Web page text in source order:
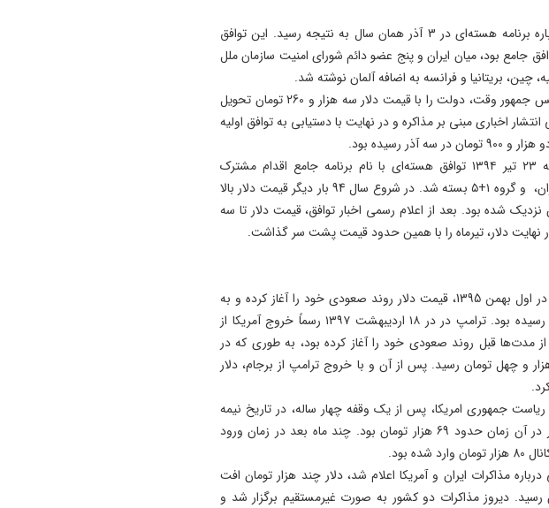
پس از آن توافق موقت ژنو درباره برنامه هسته‌ای در 3 آذر همان سال به نتیجه رسید. این توافق
جامع بود، میان ایران و پنج عضو دائم شورای امنیت سازمان ملل
چین، بریتانیا و فرانسه به اضافه آلمان نوشته شد.
در حالی که حسن روحانی، رییس جمهور وقت، دولت را با قیمت دلار سه هزار و 260 تومان تحویل
اخباری مبنی بر مذاکره و در نهایت با دستیابی به توافق اولیه
رسیده بود.
نزدیک به 20 ماه بعد، سه‌شنبه ۲۳ تیر ۱۳۹۴ توافق هسته‌ای با نام برنامه جامع اقدام مشترک
(برجام) در وین اتریش بین ایران، و گروه ۱+۵ بسته‌ شد. در شروع سال 94 بار دیگر قیمت دلار بالا
سه هزار و 400 تومان نزدیک شده بود. بعد از اعلام رسمی اخبار توافق، قیمت دلار تا سه
با روی کار آمدن دونالد ترامپ در اول بهمن 1395، قیمت دلار روند صعودی خود را آغاز کرده و به
بیشتر از سه هزار و 600 تومان رسیده بود. ترامپ در در ۱۸ اردیبهشت ۱۳۹۷ رسماً خروج آمریکا از
از مدت‌ها قبل روند صعودی خود را آغاز کرده بود، به طوری که در
حدود پنج هزار و چهل تومان رسید. پس از آن و با خروج ترامپ از برجام، دلار
ریاست جمهوری امریکا، پس از یک وقفه چهار ساله، در تاریخ نیمه
آبان 1403 اتفاق افتاد. نرخ دلار در آن زمان حدود 69 هزار تومان بود. چند ماه بعد در زمان ورود
بود.
مذاکرات ایران و آمریکا اعلام شد، دلار چند هزار تومان افت
100 هزار تومان رسید. دیروز مذاکرات دو کشور به صورت غیرمستقیم برگزار شد و